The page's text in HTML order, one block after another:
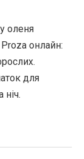
оленя
онлайн:
для
ніч.